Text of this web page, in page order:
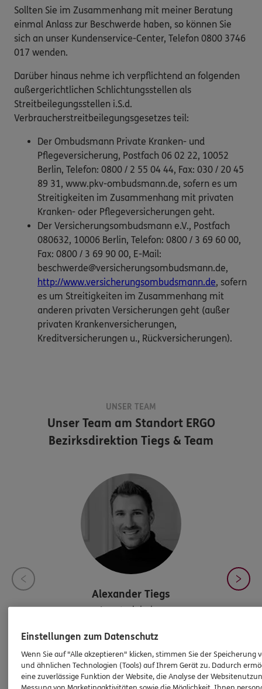
Sollten Sie im Zusammenhang mit meiner Beratung
einmal Anlass zur Beschwerde haben, so können Sie
sich an unser Kundenservice-Center, Telefon 0800 3746
017 wenden.
Darüber hinaus nehme ich verpflichtend an folgenden
außergerichtlichen Schlichtungsstellen als
Streitbeilegungsstellen i.S.d.
Verbraucherstreitbeilegungsgesetzes teil:
Der Ombudsmann Private Kranken- und
Pflegeversicherung, Postfach 06 02 22, 10052
Berlin, Telefon: 0800 / 2 55 04 44, Fax: 030 / 20 45
89 31, www.pkv-ombudsmann.de, sofern es um
Streitigkeiten im Zusammenhang mit privaten
Kranken- oder Pflegeversicherungen geht.
Der Versicherungsombudsmann e.V., Postfach
080632, 10006 Berlin, Telefon: 0800 / 3 69 60 00,
Fax: 0800 / 3 69 90 00, E-Mail:
beschwerde@versicherungsombudsmann.de,
http://www.versicherungsombudsmann.de, sofern
es um Streitigkeiten im Zusammenhang mit
anderen privaten Versicherungen geht (außer
privaten Krankenversicherungen,
Kreditversicherungen u., Rückversicherungen).
UNSER TEAM
Unser Team am StandortERGO
Bezirksdirektion Tiegs & Team
Alexander Tiegs
Agenturinhaber
Tel: 05141/88568-0
alexander.tiegs@ergo.de
Einstellungen zum Datenschutz
Wenn Sie auf "Alle akzeptieren" klicken, stimmen Sie der Speicherung
und ähnlichen Technologien (Tools) auf Ihrem Gerät zu. Dadurch
eine zuverlässige Funktion der Website, die Analyse der